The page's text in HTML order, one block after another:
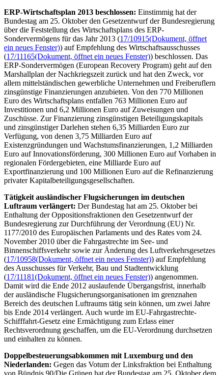
ERP-Wirtschaftsplan 2013 beschlossen: Einstimmig hat der
Bundestag am 25. Oktober den Gesetzentwurf der Bundesregierung
über die Feststellung des Wirtschaftsplans des ERP-
Sondervermögens für das Jahr 2013 (17/10915(Dokument, öffnet
ein neues Fenster)) auf Empfehlung des Wirtschaftsausschusses
(17/11165(Dokument, öffnet ein neues Fenster)) beschlossen. Das
ERP-Sondervermögen (European Recovery Program) geht auf den
Marshallplan der Nachkriegszeit zurück und hat den Zweck, vor
allem mittelständischen gewerbliche Unternehmen und Freiberuflern
zinsgünstige Finanzierungen anzubieten. Von den 770 Millionen
Euro des Wirtschaftsplans entfallen 763 Millionen Euro auf
Investitionen und 6,2 Millionen Euro auf Zuweisungen und
Zuschüsse. Zur Finanzierung zinsgünstigen Beteiligungskapitals
und zinsgünstiger Darlehen stehen 6,35 Milliarden Euro zur
Verfügung, von denen 3,75 Milliarden Euro auf
Existenzgründungen und Wachstumsfinanzierungen, 1,2 Milliarden
Euro auf Innovationsförderung, 300 Millionen Euro auf Vorhaben in
regionalen Fördergebieten, eine Milliarde Euro auf
Exportfinanzierung und 100 Millionen Euro auf die Refinanzierung
privater Kapitalbeteiligungsgesellschaften.
Tätigkeit ausländischer Flugsicherungen im deutschen
Luftraum verlängert: Der Bundestag hat am 25. Oktober bei
Enthaltung der Oppositionsfraktionen den Gesetzentwurf der
Bundesregierung zur Durchführung der Verordnung (EU) Nr.
1177/2010 des Europäischen Parlaments und des Rates vom 24.
November 2010 über die Fahrgastrechte im See- und
Binnenschiffsverkehr sowie zur Änderung des Luftverkehrsgesetzes
(17/10958(Dokument, öffnet ein neues Fenster)) auf Empfehlung
des Ausschusses für Verkehr, Bau und Stadtentwicklung
(17/11181(Dokument, öffnet ein neues Fenster)) angenommen.
Damit wird die Ende 2012 auslaufende Übergangsfrist, innerhalb
der ausländische Flugsicherungsorganisationen im grenznahen
Bereich des deutschen Luftraums tätig sein können, um zwei Jahre
bis Ende 2014 verlängert. Auch wurde im EU-Fahrgastrechte-
Schifffahrt-Gesetz eine Ermächtigung zum Erlass einer
Rechtsverordnung geschaffen, um die EU-Verordnung durchsetzen
und einhalten zu können.
Doppelbesteuerungsabkommen mit Luxemburg und den
Niederlanden: Gegen das Votum der Linksfraktion bei Enthaltung
von Bündnis 90/Die Grünen hat der Bundestag am 25. Oktober dem